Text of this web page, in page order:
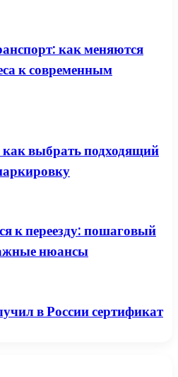
как меняются
к современным
выбрать подходящий
к переезду: пошаговый
нюансы
в России сертификат